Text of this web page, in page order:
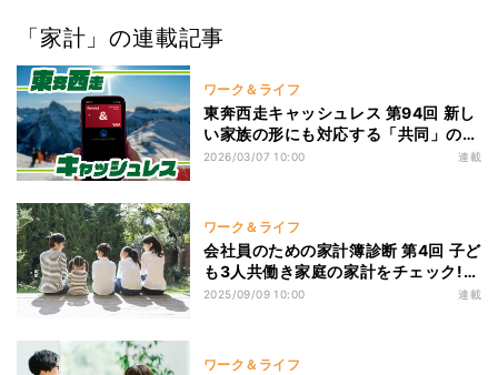
「家計」の連載記事
ワーク＆ライフ
東奔西走キャッシュレス 第94回 新し
い家族の形にも対応する「共同」の決
済
2026/03/07 10:00 連載
ワーク＆ライフ
会社員のための家計簿診断 第4回 子ど
も3人共働き家庭の家計をチェック!
教育費・住宅ローン・マイカーにいく
2025/09/09 10:00 連載
ワーク＆ライフ